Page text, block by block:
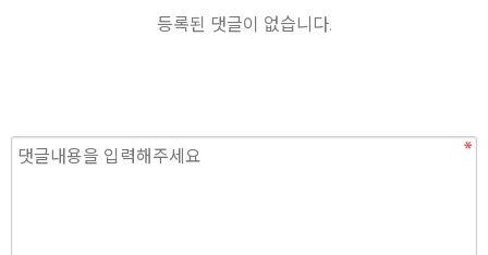
등록된 댓글이 없습니다.
필
필